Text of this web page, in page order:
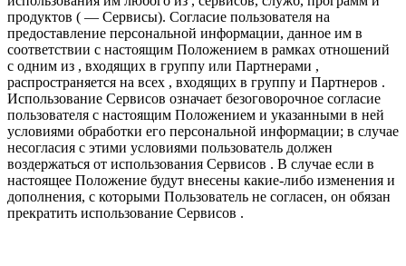
продуктов ( — Сервисы). Согласие пользователя на
предоставление персональной информации, данное им в
соответствии с настоящим Положением в рамках отношений
с одним из , входящих в группу или Партнерами ,
распространяется на всех , входящих в группу и Партнеров .
Использование Сервисов означает безоговорочное согласие
пользователя с настоящим Положением и указанными в ней
условиями обработки его персональной информации; в случае
несогласия с этими условиями пользователь должен
воздержаться от использования Сервисов . В случае если в
настоящее Положение будут внесены какие-либо изменения и
дополнения, с которыми Пользователь не согласен, он обязан
прекратить использование Сервисов .